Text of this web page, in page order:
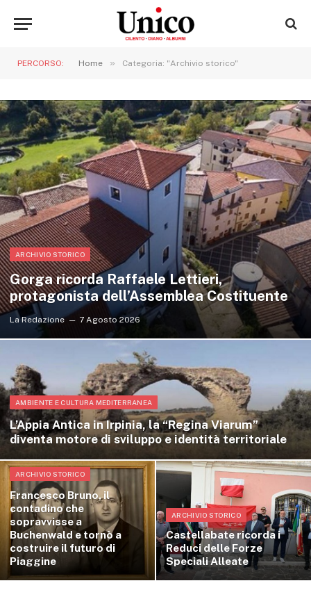
PERCORSO: Home » Categoria: "Archivio storico"
ARCHIVIO STORICO
Gorga ricorda Raffaele Lettieri,
protagonista dell’Assemblea Costituente
La Redazione 7 Agosto 2026
AMBIENTE E CULTURA MEDITERRANEA
L’Appia Antica in Irpinia, la “Regina Viarum”
diventa motore di sviluppo e identità territoriale
ARCHIVIO STORICO
Francesco Bruno, il
contadino che
sopravvisse a
Buchenwald e tornò a
costruire il futuro di
Piaggine
ARCHIVIO STORICO
Castellabate ricorda i
Reduci delle Forze
Speciali Alleate